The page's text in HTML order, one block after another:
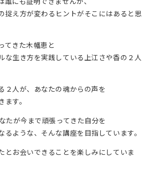
捉え方が変わるヒントがそこにはあると思
てきた木幡恵と
な生き方を実践している上江さや香の２人
２人が、あなたの魂からの声を
す。
たが今まで頑張ってきた自分を
るような、そんな講座を目指しています。
とお会いできることを楽しみにしていま